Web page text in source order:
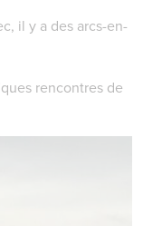
il y a des arcs-en-
rencontres de